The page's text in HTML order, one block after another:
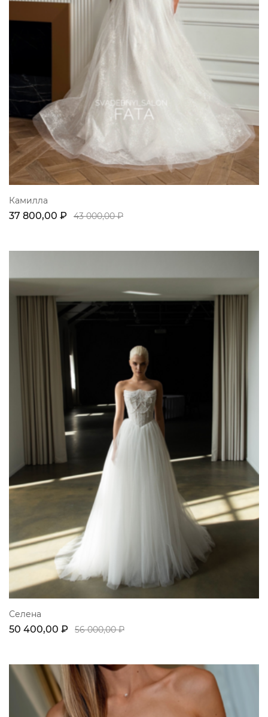
Камилла
37 800,00 ₽ 43 000,00 ₽
Селена
50 400,00 ₽ 56 000,00 ₽